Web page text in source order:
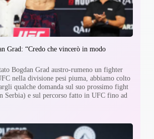
Grad: “Credo che vincerò in modo
Bogdan Grad austro-rumeno un fighter
nella divisione pesi piuma, abbiamo colto
qualche domanda sul suo prossimo fight
Serbia) e sul percorso fatto in UFC fino ad